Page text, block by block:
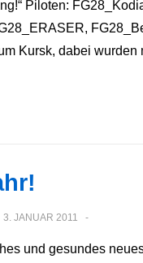
Piloten:
Kursk, dabei
3. JANUAR 2011
und gesundes